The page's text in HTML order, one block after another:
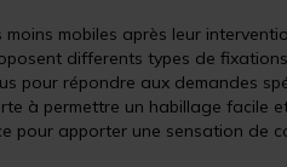
mobiles après leur
differents types de
pour répondre aux demandes
à permettre un habillage facile
pour apporter une sensation de